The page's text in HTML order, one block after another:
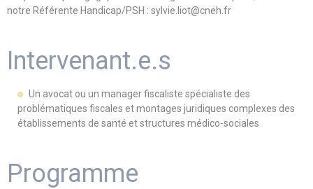
notre Référente Handicap/PSH : sylvie.liot@cneh.fr
Intervenant.e.s
Un avocat ou un manager fiscaliste spécialiste des
problématiques fiscales et montages juridiques complexes des
établissements de santé et structures médico-sociales
Programme